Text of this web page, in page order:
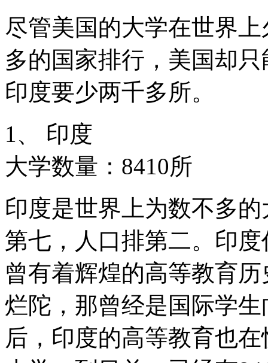
尽管美国的大学在世界
多的国家排行，美国却
印度要少两千多所。
1、 印度
大学数量：8410所
印度是世界上为数不多
第七，人口排第二。印
曾有着辉煌的高等教育历
烂陀，那曾经是国际学
后，印度的高等教育也